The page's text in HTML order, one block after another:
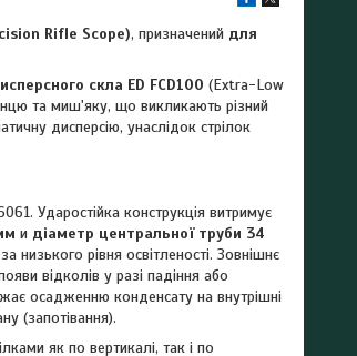
Rifle Scope), призначений для
скла ED FCD100 (Extra-Low
та миш'яку, що викликають різний
дисперсію, унаслідок стрілок
Ударостійка конструкція витримує
и діаметр центральної труби 34
низького рівня освітленості. Зовнішнє
відколів у разі падіння або
осадженню конденсату на внутрішні
(запотівання).
як по вертикалі, так і по